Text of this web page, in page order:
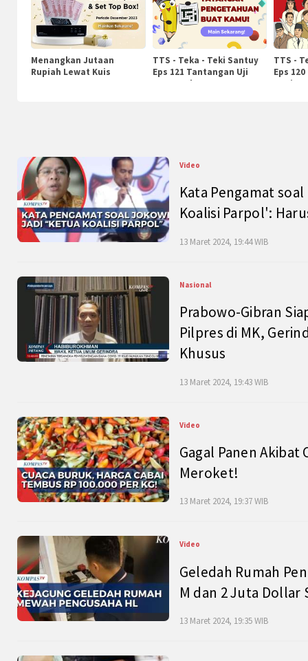
Menangkan Jutaan
Rupiah Lewat Kuis
TTS - Teka - Teki Santuy
Eps 121 Tantangan Uji
Pengetahuan
TTS -
Eps
Video
Kata Pengamat
Koalisi Parpol':
13 Maret 2024, 19:44 WIB
Nasional
Prabowo-Gibran
Pilpres di MK,
Khusus
13 Maret 2024, 19:43 WIB
Video
Gagal Panen Akibat
Meroket!
13 Maret 2024, 19:37 WIB
Video
Geledah Rumah
M dan 2 Juta Dollar
13 Maret 2024, 19:35 WIB